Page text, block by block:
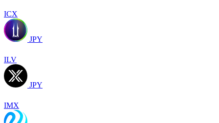
ICX
JPY
ILV
JPY
IMX